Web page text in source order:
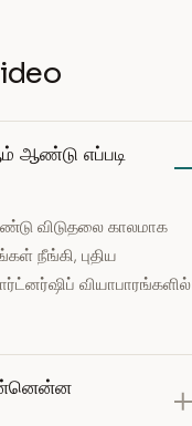
ஆண்டு எப்படி
விடுதலை காலமாக
நீங்கி, புதிய
வியாபாரங்களில்